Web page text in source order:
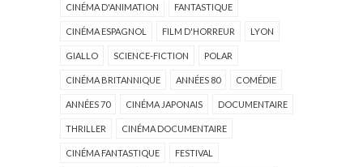
CINÉMA D'ANIMATION FANTASTIQUE
CINÉMA ESPAGNOL FILM D'HORREUR LYON
GIALLO SCIENCE-FICTION POLAR
CINÉMA BRITANNIQUE ANNÉES 80 COMÉDIE
ANNÉES 70 CINÉMA JAPONAIS DOCUMENTAIRE
THRILLER CINÉMA DOCUMENTAIRE
CINÉMA FANTASTIQUE FESTIVAL